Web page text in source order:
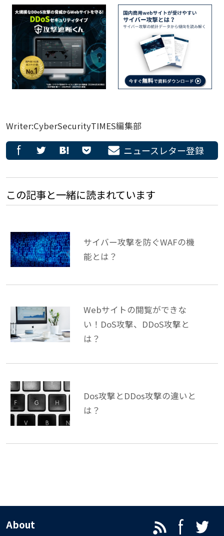
Writer:CyberSecurityTIMES編集部
ニュースレター登録
この記事と一緒に読まれています
サイバー攻撃を防ぐWAFの機
能とは？
Webサイトの閲覧ができな
い！DoS攻撃、DDoS攻撃と
は？
Dos攻撃とDDos攻撃の違いと
は？
About